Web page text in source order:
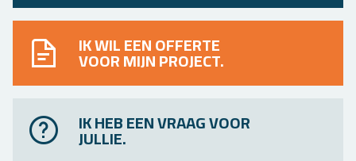
IK WIL EEN OFFERTE
VOOR MIJN PROJECT.
IK HEB EEN VRAAG VOOR
JULLIE.